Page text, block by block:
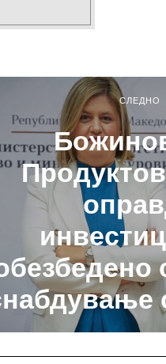
СЛЕДНО